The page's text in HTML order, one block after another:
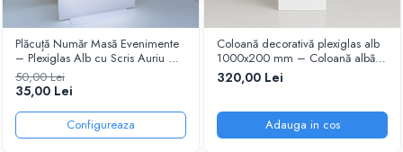
Plăcuță Număr Masă Evenimente
– Plexiglas Alb cu Scris Auriu &
Autocolant Negru
50,00 Lei
35,00 Lei
Configureaza
Coloană decorativă plexiglas alb
1000x200 mm – Coloană albă
evenimente
320,00 Lei
Adauga in cos